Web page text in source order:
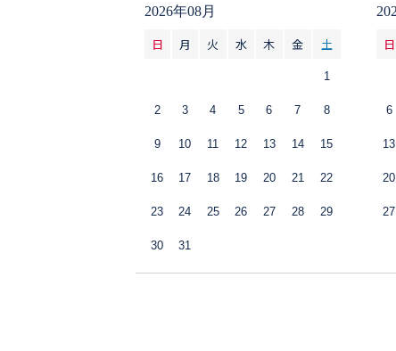
2026年08月
日 月 火 水 木 金 土
1
2 3 4 5 6 7 8
9 10 11 12 13 14 15
16 17 18 19 20 21 22
23 24 25 26 27 28 29
30 31
日
6
13
20
27